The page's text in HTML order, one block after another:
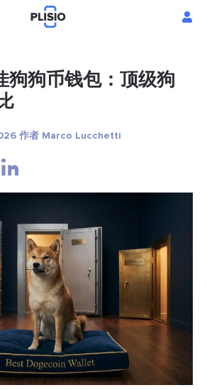
狗币钱包：顶级狗
作者 Marco Lucchetti